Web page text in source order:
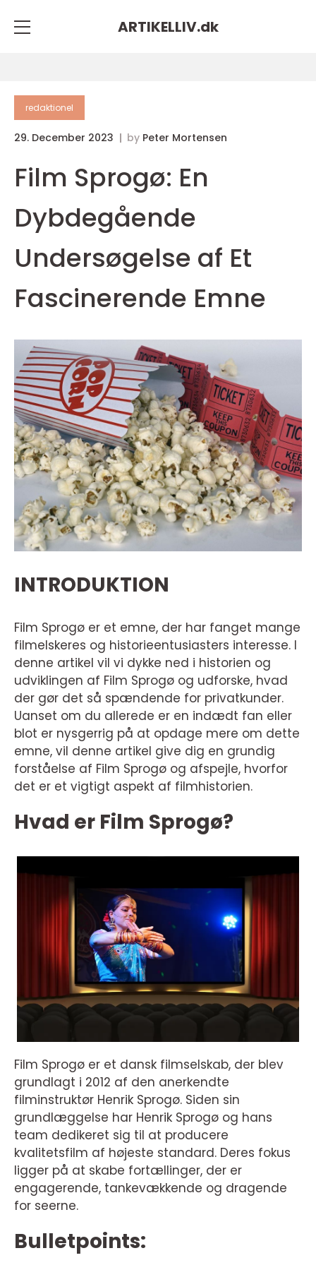
ARTIKELLIV.dk
redaktionel
29. December 2023 by Peter Mortensen
Film Sprogø: En
Dybdegående
Undersøgelse af Et
Fascinerende Emne
INTRODUKTION
Film Sprogø er et emne, der har fanget mange
filmelskeres og historieentusiasters interesse. I
denne artikel vil vi dykke ned i historien og
udviklingen af Film Sprogø og udforske, hvad
der gør det så spændende for privatkunder.
Uanset om du allerede er en indædt fan eller
blot er nysgerrig på at opdage mere om dette
emne, vil denne artikel give dig en grundig
forståelse af Film Sprogø og afspejle, hvorfor
det er et vigtigt aspekt af filmhistorien.
Hvad er Film Sprogø?
Film Sprogø er et dansk filmselskab, der blev
grundlagt i 2012 af den anerkendte
filminstruktør Henrik Sprogø. Siden sin
grundlæggelse har Henrik Sprogø og hans
team dedikeret sig til at producere
kvalitetsfilm af højeste standard. Deres fokus
ligger på at skabe fortællinger, der er
engagerende, tankevækkende og dragende
for seerne.
Bulletpoints: